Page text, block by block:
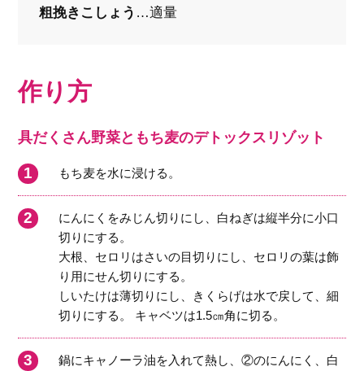
作り方
具だくさん野菜ともち麦のデトックスリゾット
もち麦を水に浸ける。
にんにくをみじん切りにし、白ねぎは縦半分に小口
切りにする。
大根、セロリはさいの目切りにし、セロリの葉は飾
り用にせん切りにする。
しいたけは薄切りにし、きくらげは水で戻して、細
切りにする。 キャベツは1.5㎝角に切る。
鍋にキャノーラ油を入れて熱し、②のにんにく、白
粗挽きこしょう …適量